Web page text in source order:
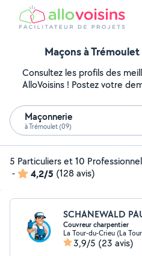
Maçons à
Consultez les profils des
AlloVoisins ! Postez votre
Maçonnerie
à Trémoulet (09)
5 Particuliers et 10
-
4,2/5 (128 avis)
SCHANEWALD
Couvreur charpentier
La Tour-du-Crieu (La
3,9/5 (23 avis)